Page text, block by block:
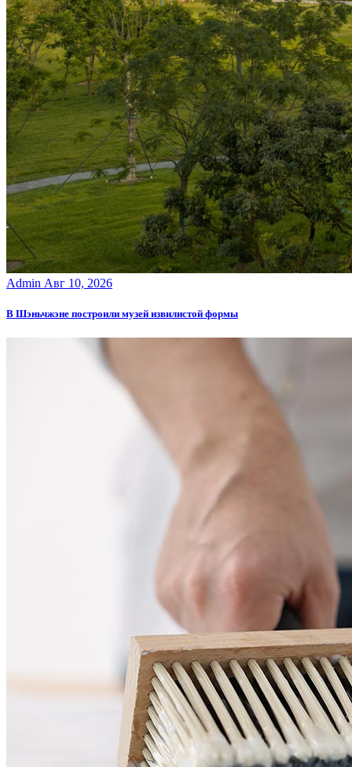
Admin Авг 10, 2026
В Шэньчжэне построили музей извилистой формы